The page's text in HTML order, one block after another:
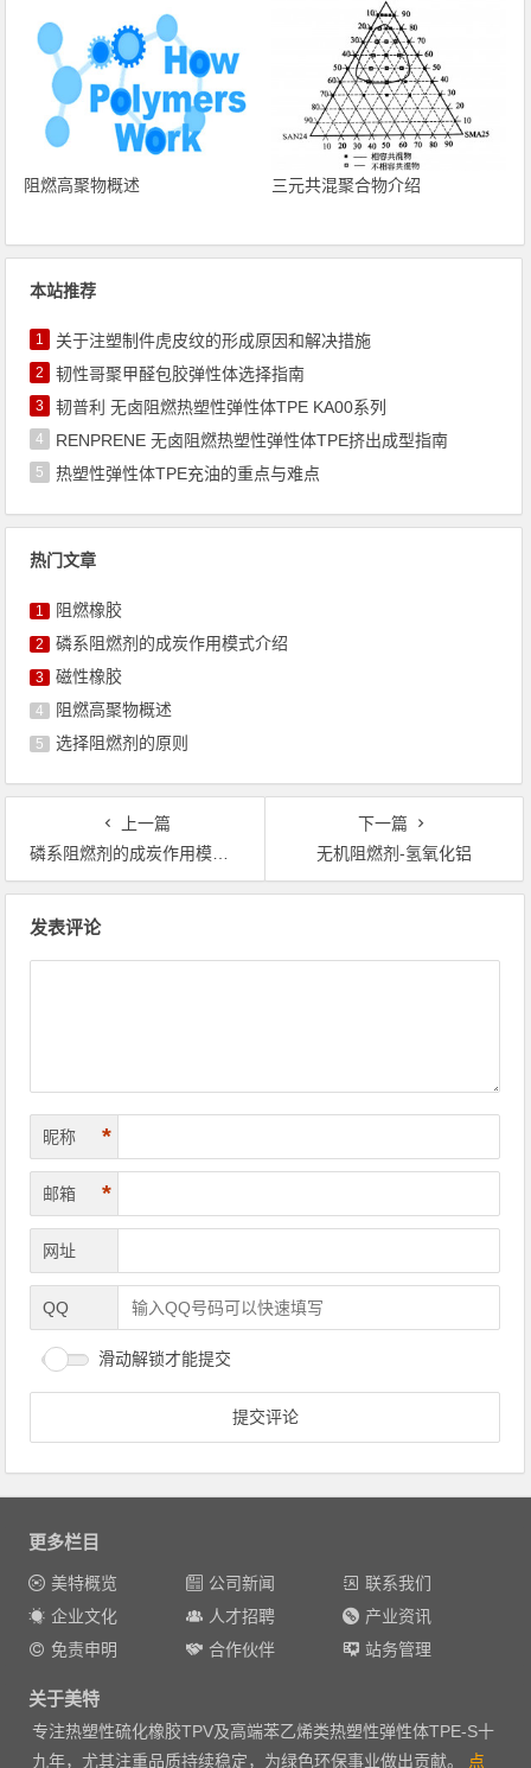
阻燃高聚物概述 三元共混聚合物介绍
本站推荐
1 关于注塑制件虎皮纹的形成原因和解决措施
2 韧性哥聚甲醛包胶弹性体选择指南
3 韧普利 无卤阻燃热塑性弹性体TPE KA00系列
4 RENPRENE 无卤阻燃热塑性弹性体TPE挤出成型指南
5 热塑性弹性体TPE充油的重点与难点
热门文章
1 阻燃橡胶
2 磷系阻燃剂的成炭作用模式介绍
3 磁性橡胶
4 阻燃高聚物概述
5 选择阻燃剂的原则
上一篇
磷系阻燃剂的成炭作用模式介绍
下一篇
无机阻燃剂-氢氧化铝
发表评论
昵称 *
邮箱 *
网址
QQ
滑动解锁才能提交
更多栏目
美特概览 公司新闻
联系我们
企业文化
人才招聘
产业资讯
免责申明
合作伙伴 站务管理
关于美特
专注热塑性硫化橡胶TPV及高端苯乙烯类热塑性弹性体TPE-S十
九年，尤其注重品质持续稳定，为绿色环保事业做出贡献。 点